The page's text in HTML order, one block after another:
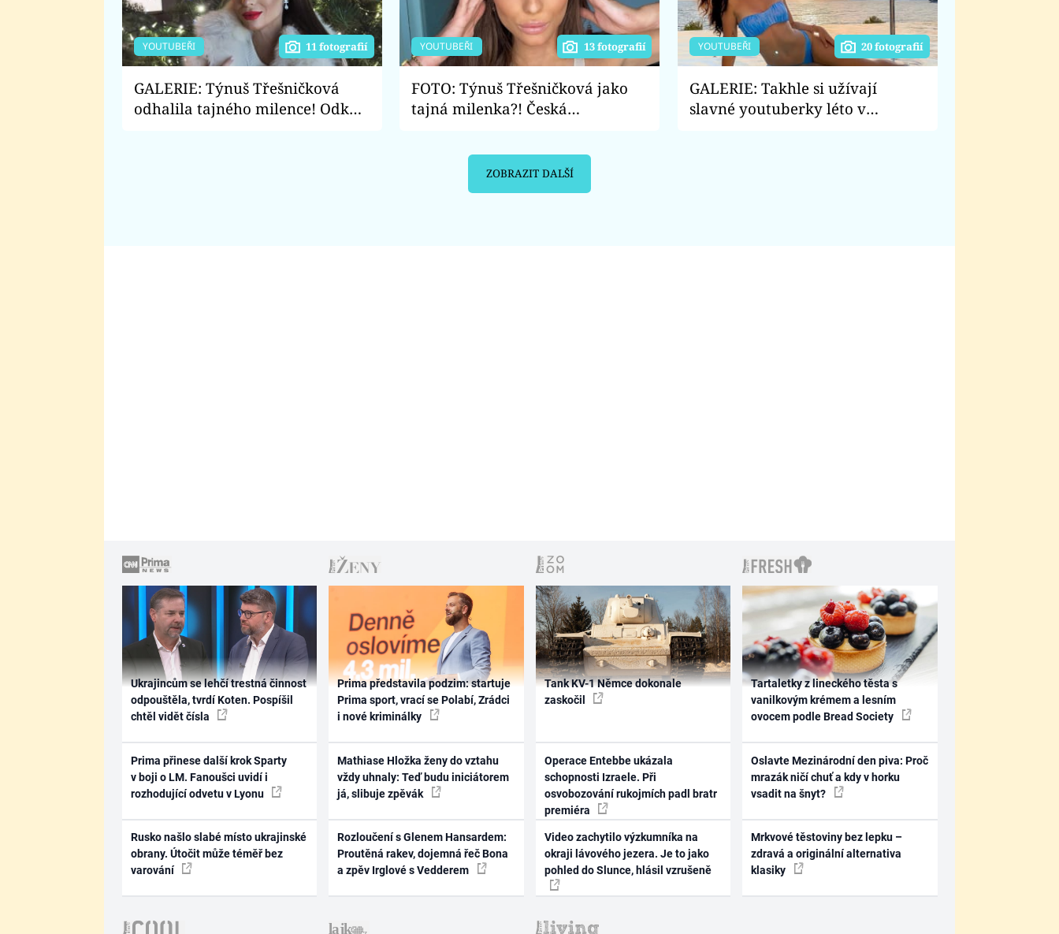
YOUTUBEŘI 11 fotografií
GALERIE: Týnuš Třešničková
odhalila tajného milence! Odkud
YOUTUBEŘI 13 fotografií
FOTO: Týnuš Třešničková jako
tajná milenka?! Česká
s ženatým podnikatelem
YOUTUBEŘI 20 fotografií
GALERIE: Takhle si užívají
slavné youtuberky léto v
ZOBRAZIT DALŠÍ
Ukrajincům se lehčí trestná činnost
odpouštěla, tvrdí Koten. Pospíšil
chtěl vidět čísla
Prima přinese další krok Sparty
v boji o LM. Fanoušci uvidí i
rozhodující odvetu v Lyonu
Rusko našlo slabé místo ukrajinské
obrany. Útočit může téměř bez
varování
Prima představila podzim: startuje
Prima sport, vrací se Polabí, Zrádci
i nové kriminálky
Mathiase Hložka ženy do vztahu
vždy uhnaly: Teď budu iniciátorem
já, slibuje zpěvák
Rozloučení s Glenem Hansardem:
Proutěná rakev, dojemná řeč Bona
a zpěv Irglové s Vedderem
Tank KV-1 Němce dokonale
zaskočil
Operace Entebbe ukázala
schopnosti Izraele. Při
osvobozování rukojmích padl bratr
premiéra
Video zachytilo výzkumníka na
okraji lávového jezera. Je to jako
pohled do Slunce, hlásil vzrušeně
Tartaletky z lineckého těsta s
vanilkovým krémem a lesním
ovocem podle Bread Society
Oslavte Mezinárodní den piva: Proč
mrazák ničí chuť a kdy v horku
vsadit na šnyt?
Mrkvové těstoviny bez lepku –
zdravá a originální alternativa
klasiky